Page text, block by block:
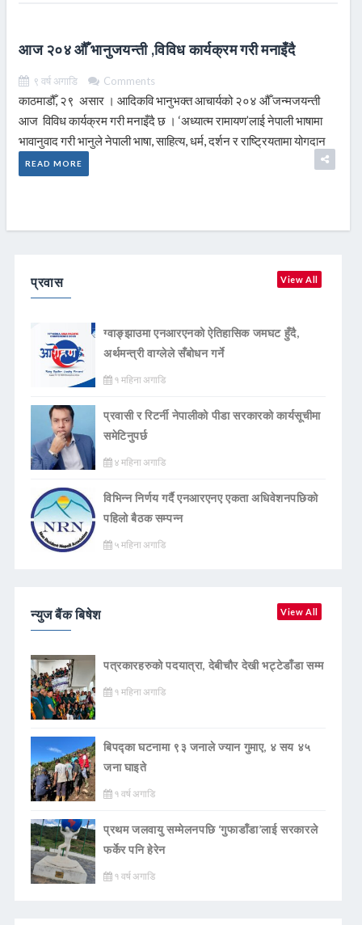
आज २०४ औँ भानुजयन्ती ,विविध कार्यक्रम गरी मनाइँदै
९ वर्ष अगाडि Comments
काठमाडौँ, २९ असार । आदिकवि भानुभक्त आचार्यको २०४ औँ जन्मजयन्ती
आज विविध कार्यक्रम गरी मनाइँदै छ । ‘अध्यात्म रामायण’लाई नेपाली भाषामा
भावानुवाद गरी भानुले नेपाली भाषा, साहित्य, धर्म, दर्शन र राष्ट्रियतामा योगदान
READ MORE
प्रवास View All
ग्वाङ्झाउमा एनआरएनको ऐतिहासिक जमघट हुँदै,
अर्थमन्त्री वाग्लेले सँबोधन गर्ने
१ महिना अगाडि
प्रवासी र रिटर्नी नेपालीको पीडा सरकारको कार्यसूचीमा
समेटिनुपर्छ
४ महिना अगाडि
विभिन्न निर्णय गर्दै एनआरएनए एकता अधिवेशनपछिको
पहिलो बैठक सम्पन्न
५ महिना अगाडि
न्युज बैंक बिषेश View All
पत्रकारहरुको पदयात्रा, देबीचौर देखी भट्टेडाँडा सम्म
१ महिना अगाडि
बिपद्का घटनामा ९३ जनाले ज्यान गुमाए, ४ सय ४५
जना घाइते
१ वर्ष अगाडि
प्रथम जलवायु सम्मेलनपछि ‘गुफाडाँडा’लाई सरकारले
फर्केर पनि हेरेन
१ वर्ष अगाडि